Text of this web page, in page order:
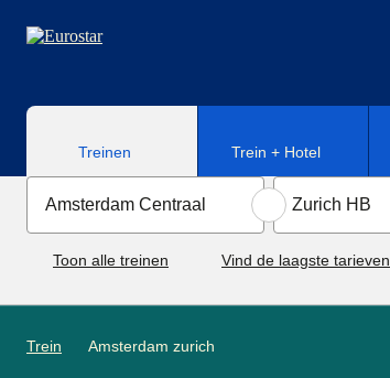
Treinen Trein + Hotel
Toon alle treinen Vind de laagste tarieven
Trein Amsterdam zurich